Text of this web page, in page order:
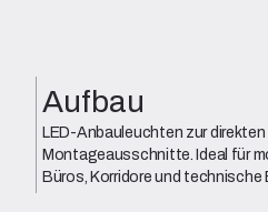
Aufbau
LED-Anbauleuchten zur
Montageausschnitte. Ideal für
Büros, Korridore und technische